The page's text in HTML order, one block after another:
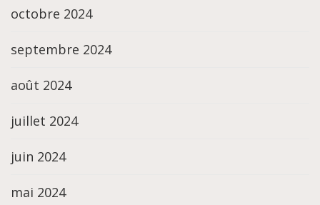
octobre 2024
septembre 2024
août 2024
juillet 2024
juin 2024
mai 2024